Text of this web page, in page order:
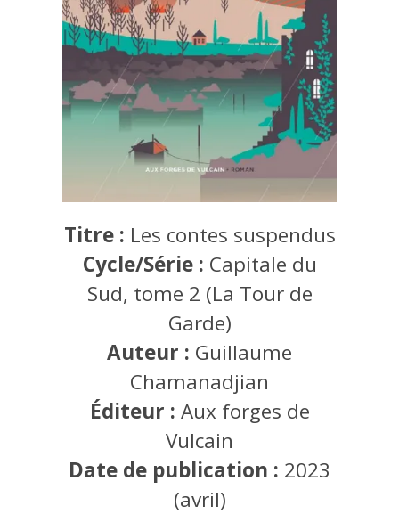
Titre : Les contes suspendus
Cycle/Série : Capitale du
Sud, tome 2 (La Tour de
Garde)
Auteur : Guillaume
Chamanadjian
Éditeur : Aux forges de
Vulcain
Date de publication : 2023
(avril)